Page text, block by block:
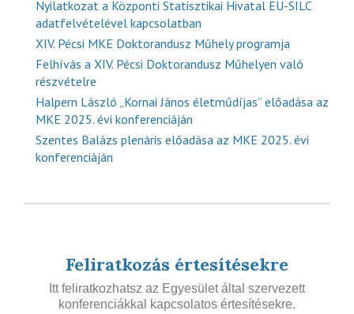
Nyilatkozat a Központi Statisztikai Hivatal EU-SILC
adatfelvételével kapcsolatban
XIV. Pécsi MKE Doktorandusz Műhely programja
Felhívás a XIV. Pécsi Doktorandusz Műhelyen való
részvételre
Halpern László „Kornai János életműdíjas” előadása az
MKE 2025. évi konferenciáján
Szentes Balázs plenáris előadása az MKE 2025. évi
konferenciáján
Feliratkozás értesítésekre
Itt feliratkozhatsz az Egyesület által szervezett
konferenciákkal kapcsolatos értesítésekre.